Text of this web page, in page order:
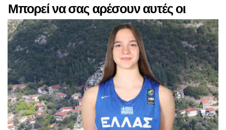
Μπορεί να σας αρέσουν αυτές οι
αναρτήσεις